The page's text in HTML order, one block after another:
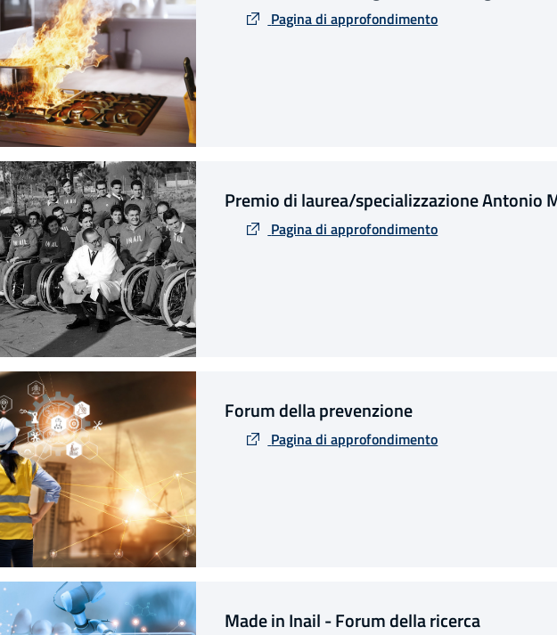
Pagina di approfondimento
Premio di laurea/specializzazione Antonio
Pagina di approfondimento
Forum della prevenzione
Pagina di approfondimento
Made in Inail - Forum della ricerca